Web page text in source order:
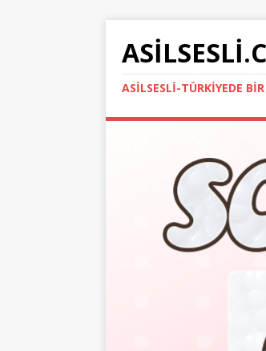
ASILSESLI-TÜRKIYEDE